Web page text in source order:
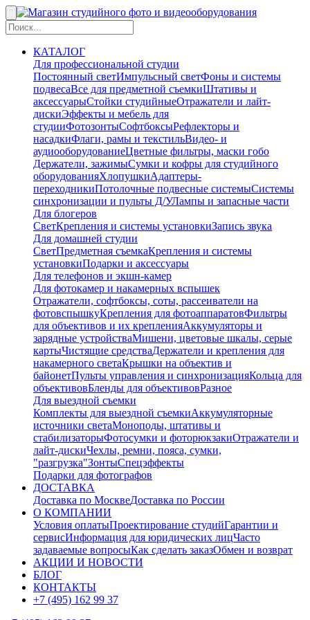
КАТАЛОГ
Для профессиональной студии
Постоянный светИмпульсный светФоны и системы
подвесаВсе для предметной съемкиШтативы и
аксессуарыСтойки студийныеОтражатели и лайт-
дискиЭффекты и мебель для
студииФотозонтыСофтбоксыРефлекторы и
насадкиФлаги, рамы и текстильВидео- и
аудиооборудованиеЦветные фильтры, маски гобо
Держатели, зажимыСумки и кофры для студийного
оборудованияХлопушкиАдаптеры-
переходникиПотолочные подвесные системыСистемы
синхронизации и пульты Д/УЛампы и запасные части
Для блогеров
СветКрепления и системы установкиЗапись звука
Для домашней студии
СветПредметная съемкаКрепления и системы
установкиПодарки и аксессуары
Для телефонов и экшн-камер
Для фотокамер и накамерных вспышек
Отражатели, софтбоксы, соты, рассеиватели на
фотовспышкуКрепления для фотоаппаратовФильтры
для объективов и их крепленияАккумуляторы и
зарядные устройстваМишени, цветовые шкалы, серые
картыЧистящие средстваДержатели и крепления для
накамерного светаКрышки на объектив и
байонетПульты управления и синхронизацияКольца для
объективовБленды для объективовРазное
Для выездной съемки
Комплекты для выездной съемкиАккумуляторные
источники светаМоноподы, штативы и
стабилизаторыФотосумки и фоторюкзакиОтражатели и
лайт-дискиЧехлы, ремни, пояса, сумки,
"разгрузка"ЗонтыСпецэффекты
Подарки для фотографов
ДОСТАВКА
Доставка по МосквеДоставка по России
О КОМПАНИИ
Условия оплатыПроектирование студийГарантии и
сервисИнформация для юридических лицЧасто
задаваемые вопросыКак сделать заказОбмен и возврат
АКЦИИ И НОВОСТИ
БЛОГ
КОНТАКТЫ
+7 (495) 162 99 37